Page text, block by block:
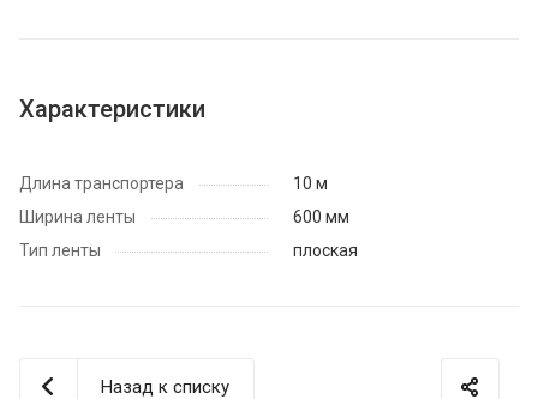
Характеристики
Длина транспортера
10 м
Ширина ленты
600 мм
Тип ленты
плоская
Назад к списку